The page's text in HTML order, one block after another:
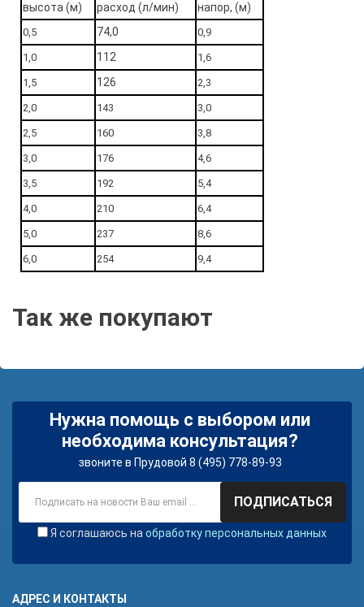
высота (м) расход (л/мин) напор, (м)
0,5 74,0 0,9
1,0 112 1,6
1,5 126 2,3
2,0 143 3,0
2,5 160 3,8
3,0 176 4,6
3,5 192 5,4
4,0 210 6,4
5,0 237 8,6
6,0 254 9,4
Так же покупают
Нужна помощь с выбором или
необходима консультация?
звоните в Прудовой 8 (495) 778-89-93
ПОДПИСАТЬСЯ
Я соглашаюсь на обработку персональных данных
АДРЕС И КОНТАКТЫ